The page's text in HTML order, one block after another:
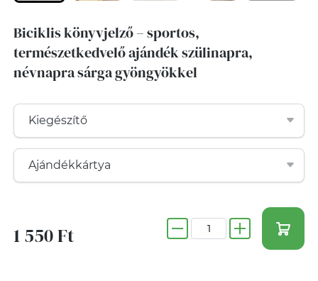
Biciklis könyvjelző – sportos,
természetkedvelő ajándék szülinapra,
névnapra sárga gyöngyökkel
1 550 Ft